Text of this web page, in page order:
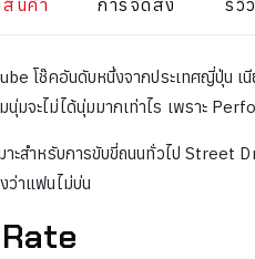
สินค้า การจัดส่ง รีวิ
โช๊คอันดับหนึ่งจากประเทศญี่ปุ่น
มจะไม่ได้นุ่มมากเท่าไร เพราะ
ะสำหรับการขับขี่ถนนทั่วไป Street
ว่าแฟนไม่บ่น